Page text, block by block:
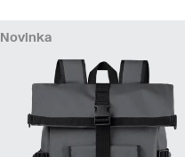
Novinka